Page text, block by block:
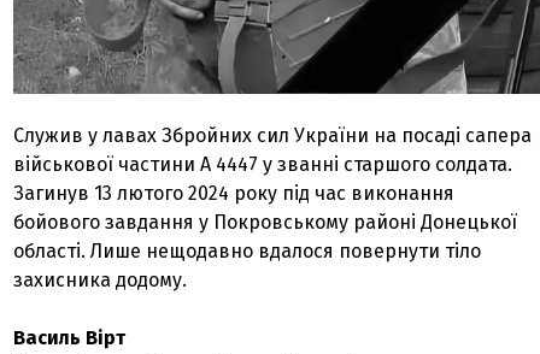
Служив у лавах Збройних сил України на посаді сапера
військової частини А 4447 у званні старшого солдата.
Загинув 13 лютого 2024 року під час виконання
бойового завдання у Покровському районі Донецької
області. Лише нещодавно вдалося повернути тіло
захисника додому.
Василь Вірт